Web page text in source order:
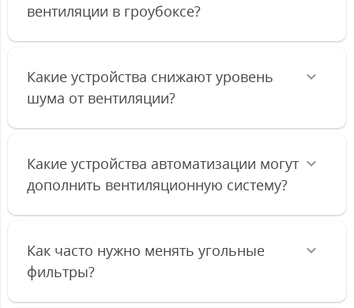
вентиляции в гроубоксе?
Какие устройства снижают уровень
шума от вентиляции?
Какие устройства автоматизации могут
дополнить вентиляционную систему?
Как часто нужно менять угольные
фильтры?